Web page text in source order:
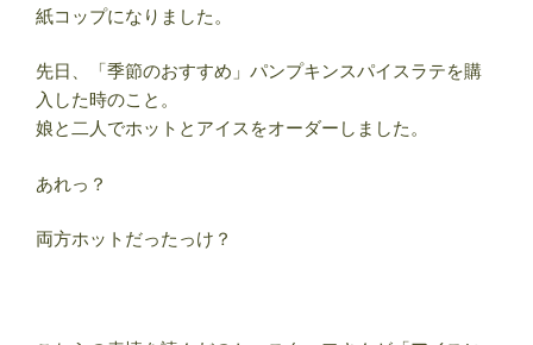
紙コップになりました。
先日、「季節のおすすめ」パンプキンスパイスラテを購
入した時のこと。
娘と二人でホットとアイスをオーダーしました。
あれっ？
両方ホットだったっけ？